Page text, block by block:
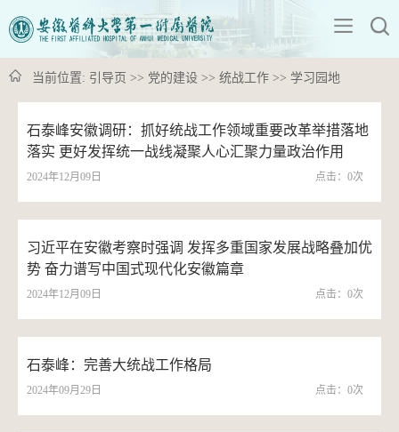
当前位置: 引导页 >> 党的建设 >> 统战工作 >> 学习园地
石泰峰安徽调研：抓好统战工作领域重要改革举措落地
落实 更好发挥统一战线凝聚人心汇聚力量政治作用
2024年12月09日 点击： 0次
习近平在安徽考察时强调 发挥多重国家发展战略叠加优
势 奋力谱写中国式现代化安徽篇章
2024年12月09日 点击： 0次
石泰峰：完善大统战工作格局
2024年09月29日 点击： 0次